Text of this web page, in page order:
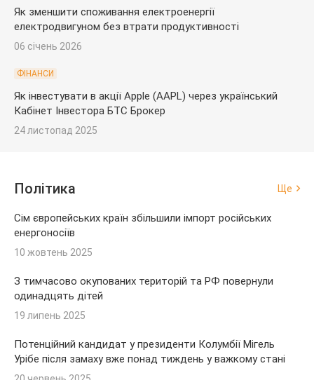
Як зменшити споживання електроенергії
електродвигуном без втрати продуктивності
06 січень 2026
ФІНАНСИ
Як інвестувати в акції Apple (AAPL) через український
Кабінет Інвестора БТС Брокер
24 листопад 2025
Політика Ще
Сім європейських країн збільшили імпорт російських
енергоносіїв
10 жовтень 2025
З тимчасово окупованих територій та РФ повернули
одинадцять дітей
19 липень 2025
Потенційний кандидат у президенти Колумбії Мігель
Урібе після замаху вже понад тиждень у важкому стані